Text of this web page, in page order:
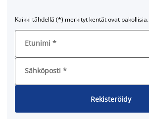
Kaikki tähdellä (*) merkityt kentät ovat pakollisia.
Etunimi *
Sähköposti *
Rekisteröidy